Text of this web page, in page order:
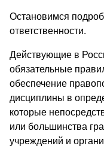
Остановимся
ответственности.
Действующие в
обязательные
обеспечение
дисциплины в
которые
или большинства
учреждений и